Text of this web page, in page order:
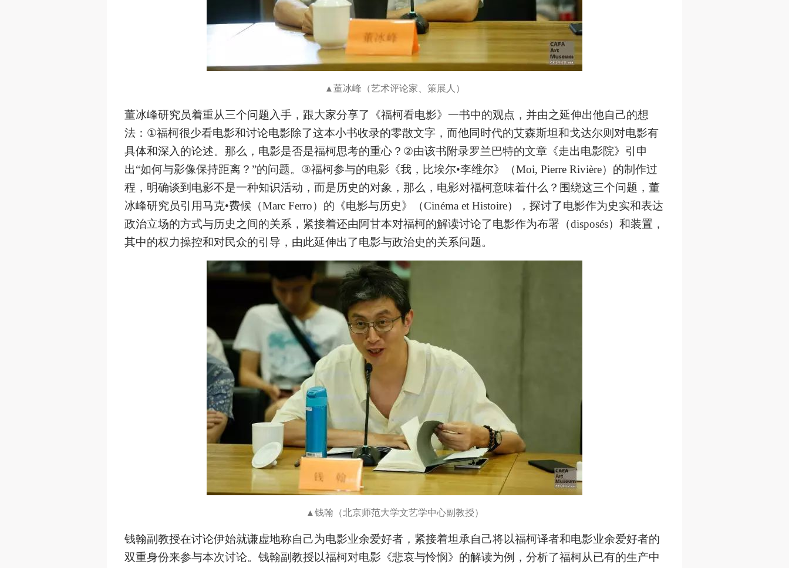
▲ 董冰峰（艺术评论家、策展人）
董冰峰研究员着重从三个问题入手，跟大家分享了《福柯看电影》一书中的观点，并由之延伸出他自己的想
法： ①福柯很少看电影和讨论电影除了这本小书收录的零散文字，而他同时代的艾森斯坦和戈达尔则对电影有
具体和深入的论述。那么，电影是否是福柯思考的重心？ ②由该书附录罗兰巴特的文章《走出电影院》引申
出“如何与影像保持距离？ ”的问题。 ③福柯参与的电影《我，比埃尔•李维尔》（Moi, Pierre Rivière）的制作过
程，明确谈到电影不是一种知识活动，而是历史的对象，那么，电影对福柯意味着什么？围绕这三个问题，董
冰峰研究员引用马克•费候（Marc Ferro）的《电影与历史》（Cinéma et Histoire），探讨了电影作为史实和表达
政治立场的方式与历史之间的关系，紧接着还由阿甘本对福柯的解读讨论了电影作为布署（disposés）和装置，
其中的权力操控和对民众的引导，由此延伸出了电影与政治史的关系问题。
▲ 钱翰（北京师范大学文艺学中心副教授）
钱翰副教授在讨论伊始就谦虚地称自己为电影业余爱好者，紧接着坦承自己将以福柯译者和电影业余爱好者的
双重身份来参与本次讨论。钱翰副教授以福柯对电影《悲哀与怜悯》的解读为例，分析了福柯从已有的生产中
良好品质。
第三条
参加本次活动人员应该是成年人（具有完全民事行为能力的人，18周岁以
上）未成年人必须在成年人的陪同下参观。
参加活动者在此次活动期间的人身安全责任自负。鼓励参加者自行购买人身
安全保险。活动中一旦出现事故，活动中任何非事故当事人及美术馆将不承
担人身事故的任何责任，但有互相援助的义务。参加活动的成员应当积极主
动的组织实施救援工作，但对事故本身不承担任何法律责任和经济责任。参
加本次活动者的人身安全不负有民事及相关连带责任。
第五条
参加活动者在此次活动期间应主动遵守美术馆活动秩序、维护美术馆场地及
展示、展览、馆藏艺术作品及衍生品的安全。活动中一旦因个人原因造成美
相应的法律条文、组织规定进行协商和赔偿。并追究相应的法律责任和经济
责任。
第六条
参与活动者在参与活动时应当在美术馆工作人员及活动导师、教师指导下进
行，并正确的使用活动中所涉及到的绘画工具、创作材料及配套设备、设
施，若参与者因个人原因在使用相应绘画工具、创作材料及配套设备、设施
造成个人受伤、伤害他人及造成相应工具、材料、设备或设施的故障或损
坏。参与活动者应当承当相应的全部责任，并主动赔偿相应的经济损失。活
动中任何非事故当事人及美术馆将不承担人身事故的任何责任。
中央美术学院美术馆肖像权许可使用协议
根据《中华人民共和国广告法》、《中华人民共和国民法通则》以及 最高人
民法院关于贯彻执行 《中华人民共和国民法通则》若干问题的意见（试行）>
的有关规定，为明确肖像许可方（甲方）和使用方（乙方）的权利义务关
系，经双方友好协商，甲乙双方就带有甲方肖像的作品的使用达成如下一致
一、 一般约定
（1）、甲方为本协议中的肖像权人，自愿将自己的肖像权许可乙方作符合本
良好品质。
第三条
参加本次活动人员应该是成年人（具有完全民事行为能力的人，18周岁以
上）未成年人必须在成年人的陪同下参观。
参加活动者在此次活动期间的人身安全责任自负。鼓励参加者自行购买人身
安全保险。活动中一旦出现事故，活动中任何非事故当事人及美术馆将不承
担人身事故的任何责任，但有互相援助的义务。参加活动的成员应当积极主
动的组织实施救援工作，但对事故本身不承担任何法律责任和经济责任。参
加本次活动者的人身安全不负有民事及相关连带责任。
第五条
参加活动者在此次活动期间应主动遵守美术馆活动秩序、维护美术馆场地及
展示、展览、馆藏艺术作品及衍生品的安全。活动中一旦因个人原因造成美
相应的法律条文、组织规定进行协商和赔偿。并追究相应的法律责任和经济
责任。
第六条
参与活动者在参与活动时应当在美术馆工作人员及活动导师、教师指导下进
行，并正确的使用活动中所涉及到的绘画工具、创作材料及配套设备、设
施，若参与者因个人原因在使用相应绘画工具、创作材料及配套设备、设施
造成个人受伤、伤害他人及造成相应工具、材料、设备或设施的故障或损
坏。参与活动者应当承当相应的全部责任，并主动赔偿相应的经济损失。活
动中任何非事故当事人及美术馆将不承担人身事故的任何责任。
中央美术学院美术馆肖像权许可使用协议
根据《中华人民共和国广告法》、《中华人民共和国民法通则》以及 最高人
民法院关于贯彻执行 《中华人民共和国民法通则》若干问题的意见（试行）>
的有关规定，为明确肖像许可方（甲方）和使用方（乙方）的权利义务关
系，经双方友好协商，甲乙双方就带有甲方肖像的作品的使用达成如下一致
一、 一般约定
（1）、甲方为本协议中的肖像权人，自愿将自己的肖像权许可乙方作符合本
良好品质。
第三条
参加本次活动人员应该是成年人（具有完全民事行为能力的人，18周岁以
上）未成年人必须在成年人的陪同下参观。
参加活动者在此次活动期间的人身安全责任自负。鼓励参加者自行购买人身
安全保险。活动中一旦出现事故，活动中任何非事故当事人及美术馆将不承
担人身事故的任何责任，但有互相援助的义务。参加活动的成员应当积极主
动的组织实施救援工作，但对事故本身不承担任何法律责任和经济责任。参
加本次活动者的人身安全不负有民事及相关连带责任。
第五条
参加活动者在此次活动期间应主动遵守美术馆活动秩序、维护美术馆场地及
展示、展览、馆藏艺术作品及衍生品的安全。活动中一旦因个人原因造成美
相应的法律条文、组织规定进行协商和赔偿。并追究相应的法律责任和经济
责任。
第六条
参与活动者在参与活动时应当在美术馆工作人员及活动导师、教师指导下进
行，并正确的使用活动中所涉及到的绘画工具、创作材料及配套设备、设
施，若参与者因个人原因在使用相应绘画工具、创作材料及配套设备、设施
造成个人受伤、伤害他人及造成相应工具、材料、设备或设施的故障或损
坏。参与活动者应当承当相应的全部责任，并主动赔偿相应的经济损失。活
动中任何非事故当事人及美术馆将不承担人身事故的任何责任。
中央美术学院美术馆肖像权许可使用协议
根据《中华人民共和国广告法》、《中华人民共和国民法通则》以及 最高人
民法院关于贯彻执行 《中华人民共和国民法通则》若干问题的意见（试行）>
的有关规定，为明确肖像许可方（甲方）和使用方（乙方）的权利义务关
系，经双方友好协商，甲乙双方就带有甲方肖像的作品的使用达成如下一致
一、 一般约定
（1）、甲方为本协议中的肖像权人，自愿将自己的肖像权许可乙方作符合本